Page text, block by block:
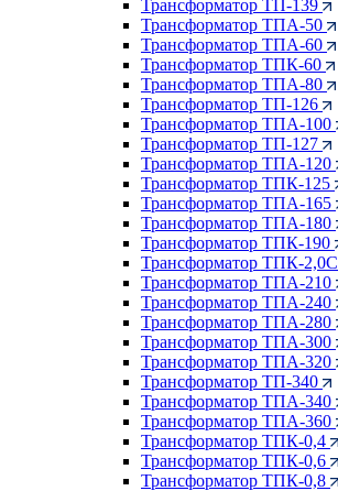
Трансформатор ТП-139
Трансформатор ТПА-50
Трансформатор ТПА-60
Трансформатор ТПК-60
Трансформатор ТПА-80
Трансформатор ТП-126
Трансформатор ТПА-100
Трансформатор ТП-127
Трансформатор ТПА-120
Трансформатор ТПК-125
Трансформатор ТПА-165
Трансформатор ТПА-180
Трансформатор ТПК-190
Трансформатор ТПК-2,0С
Трансформатор ТПА-210
Трансформатор ТПА-240
Трансформатор ТПА-280
Трансформатор ТПА-300
Трансформатор ТПА-320
Трансформатор ТП-340
Трансформатор ТПА-340
Трансформатор ТПА-360
Трансформатор ТПК-0,4
Трансформатор ТПК-0,6
Трансформатор ТПК-0,8